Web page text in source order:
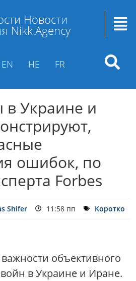
Новости
Nikk.Agency
EN HE FR
в Украине и
ошибок, по
Forbes
Shifer 11:58 пп Коротко
объективного
в Украине и Иране.